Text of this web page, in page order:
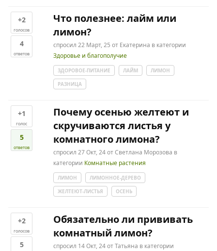
+2
голосов
4
ответов
Что полезнее: лайм или
лимон?
спросил 22 Март, 25 от Екатерина в категории
Здоровье и благополучие
ЗДОРОВОЕ-ПИТАНИЕ ЛАЙМ
ЛИМОН
РАЗНИЦА
+1
голос
5
ответов
Почему осенью желтеют и
скручиваются листья у
комнатного лимона?
спросил 27 Окт, 24отСветлана Морозова в
категории Комнатные растения
ЛИМОН
ЛИМОННОЕ-ДЕРЕВО
ЖЕЛТЕЮТ-ЛИСТЬЯ
ОСЕНЬ
+2
голосов
5
Обязательно ли прививать
комнатный лимон?
спросил 14 Окт, 24отТатьяна в категории